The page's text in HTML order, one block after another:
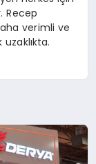
Recep
verimli ve